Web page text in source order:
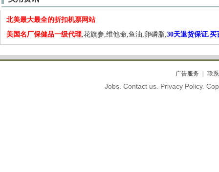
北美最大最全的折扣机票网站
美国名厂保健品一级代理,花旗参,维他命,鱼油,卵磷脂,30天退货保证.买
广告服务 联
Jobs. Contact us. Privacy Policy.